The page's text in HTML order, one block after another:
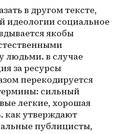
в другом тексте,
идеологии социальное
якобы
людьми. в случае
за ресурсы
перекодируется
сильный
легкие, хорошая
как утверждают
публицисты,